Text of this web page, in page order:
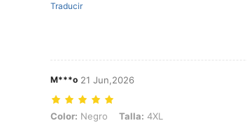
Traducir
M***o 21 Jun,2026
Color: Negro, Talla: 4XL
Color: Negro Talla: 4XL